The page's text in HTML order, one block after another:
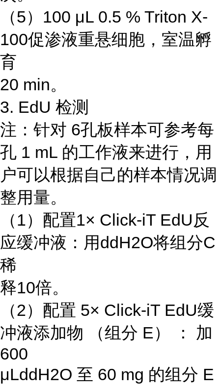
（5）100 μL 0.5 % Triton X-
100促渗液重悬细胞，室温孵
育
20 min。
3. EdU 检测
注：针对 6孔板样本可参考每
孔 1 mL 的工作液来进行，用
户可以根据自己的样本情况调
整用量。
（1）配置1× Click-iT EdU反
应缓冲液：用ddH2O将组分C
稀
释10倍。
（2）配置 5× Click-iT EdU缓
冲液添加物 （组分 E） ： 加
600
μLddH2O 至 60 mg 的组分 E